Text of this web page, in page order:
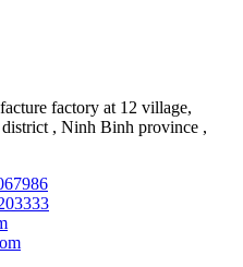
factory at 12 village,
, Ninh Binh province ,